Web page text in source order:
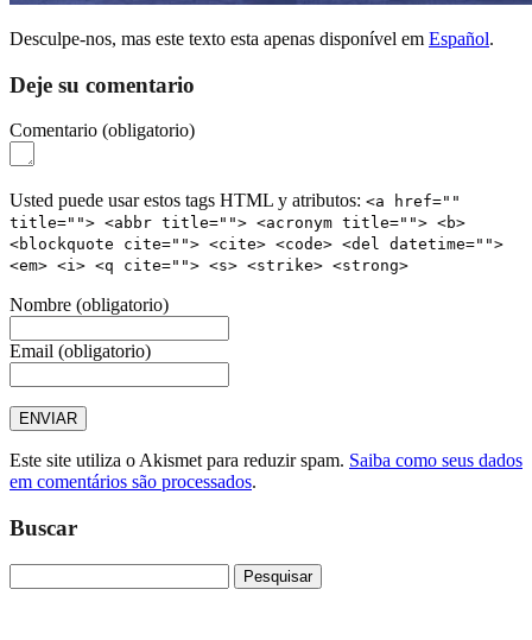
Desculpe-nos, mas este texto esta apenas disponível em Español.
Deje su comentario
Comentario (obligatorio)
Usted puede usar estos tags HTML y atributos: <a href=""
title=""> <abbr title=""> <acronym title=""> <b>
<blockquote cite=""> <cite> <code> <del datetime="">
<em> <i> <q cite=""> <s> <strike> <strong>
Nombre (obligatorio)
Email (obligatorio)
Este site utiliza o Akismet para reduzir spam. Saiba como seus dados
em comentários são processados.
Buscar
por: